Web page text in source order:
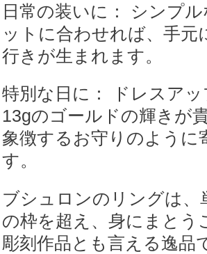
日常の装いに： シンプ
ットに合わせれば、手元
行きが生まれます。
特別な日に： ドレスアッ
13gのゴールドの輝きが
象徴するお守りのように
す。
ブシュロンのリングは、
の枠を超え、身にまとう
彫刻作品とも言える逸品